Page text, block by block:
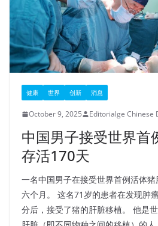
健康 世界 创新 消息
October 9, 2025 Editorialge Chinese
中国男子接受世界首
存活170天
一名中国男子在接受世界首例活体
六个月。 这名71岁的患者在发现肿
分后，接受了猪的肝脏移植。 他是